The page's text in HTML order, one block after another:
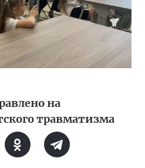
на
травматизма